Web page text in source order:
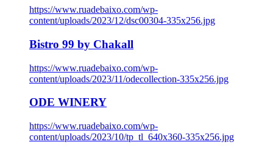
https://www.ruadebaixo.com/wp-
content/uploads/2023/12/dsc00304-335x256.jpg
Bistro 99 by Chakall
https://www.ruadebaixo.com/wp-
content/uploads/2023/11/odecollection-335x256.jpg
ODE WINERY
https://www.ruadebaixo.com/wp-
content/uploads/2023/10/tp_tl_640x360-335x256.jpg